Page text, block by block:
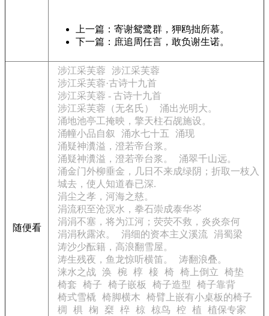
上一篇：寄谢鸳鹭群，狎鸥拙所慕。
下一篇：庶追周任言，敢负谢生诺。
随便看
涉江采芙蓉
涉江采芙蓉
涉江采芙蓉·古诗十九首
涉江采芙蓉 - 古诗十九首
涉江采芙蓉（无名氏）
涌出光明大。
涌地池亭工掩映，擎天柱石觇施设。
涌幢小品自叙
涌水七十五
涌现
涌疑神瀵溢，澄若帝台浆。
涌疑神瀵溢，澄若帝台浆。
涌翠千山远。
涌金门外柳垂金，几日不来成绿阴；折取一枝入
城去，使人知道春已深.
涓尘之孝，河海之慈。
涓流积至沧溟水，拳石崇成泰华岑
涓涓不塞，将为江河；荧荧不救，炎炎奈何
涓涓秋露浓。
涓细的资本主义溪流 涓蜀梁
涛沙少酝籍，高浪翻雪屋。
涛生残夜，鱼龙惊听横笛。
涛翻浪叠。
涞水之战 涣 椀 椁 椄 椅 椅上倒立
椅垫
椅套
椅子 椅子嵌板 椅子造型
椅子靠背
椅式雪橇
椅脚横木
椅臂上嵌有小桌板的椅子
椆
椇 椈 椉 椊 椋 椋鸟 椌 植
植保专家